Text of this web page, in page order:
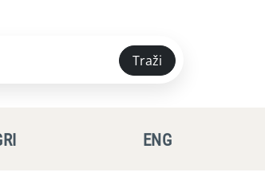
Traži
ENG